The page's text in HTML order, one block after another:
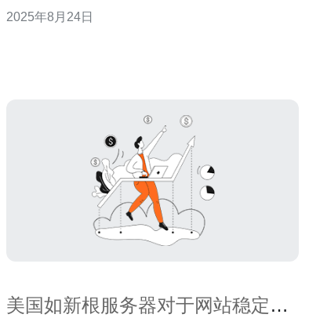
效率与稳定性。 大带宽服务器的重要性 随着互联网
2025年8月24日
美国如新根服务器对于网站稳定性